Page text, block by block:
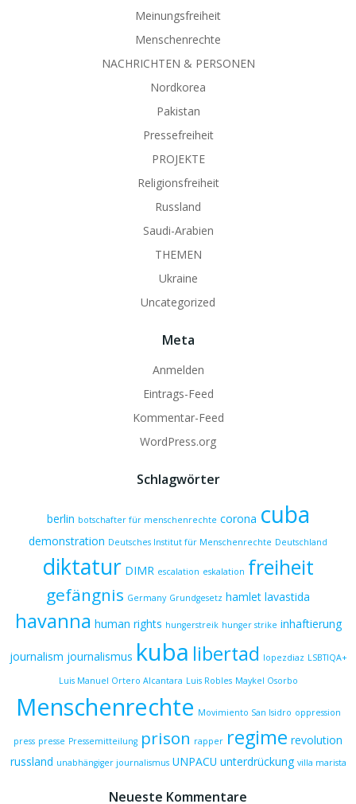
Meinungsfreiheit
Menschenrechte
NACHRICHTEN & PERSONEN
Nordkorea
Pakistan
Pressefreiheit
PROJEKTE
Religionsfreiheit
Russland
Saudi-Arabien
THEMEN
Ukraine
Uncategorized
Meta
Anmelden
Eintrags-Feed
Kommentar-Feed
WordPress.org
Schlagwörter
berlin botschafter für menschenrechte corona cuba
demonstration Deutsches Institut für Menschenrechte Deutschland
diktatur DIMR escalation eskalation freiheit
gefängnis Germany Grundgesetz hamlet lavastida
havanna human rights hungerstreik hunger strike inhaftierung
journalism journalismus kuba libertad lopezdiaz LSBTIQA+
Luis Manuel Ortero Alcantara Luis Robles Maykel Osorbo
Menschenrechte Movimiento San Isidro oppression
press presse Pressemitteilung prison rapper regime revolution
russland unabhängiger journalismus UNPACU unterdrückung villa marista
Neueste Kommentare